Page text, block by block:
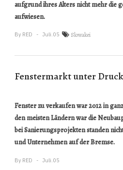
aufgrund ihres Alters nicht mehr die
aufwiesen.
By RED Juli.05 Slowakei
Fenstermarkt unter Druck
Fenster zu verkaufen war 2012 in
den meisten Ländern war die
bei Sanierungsprojekten standen
und Unternehmen auf der Bremse.
By RED Juli.05